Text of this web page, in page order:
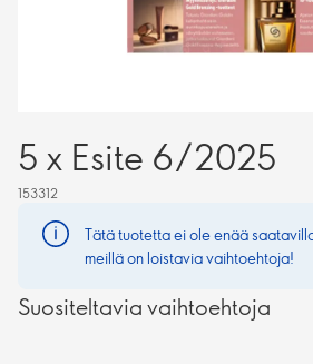
5 x Esite 6/2025
153312
Tätä tuotetta ei ole enää
meillä on loistavia vaihtoehtoja!
Suositeltavia vaihtoehtoja